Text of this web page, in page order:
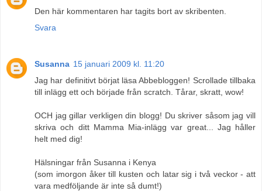
Den här kommentaren har tagits bort av skribenten.
Svara
Susanna 15 januari 2009 kl. 11:20
Jag har definitivt börjat läsa Abbebloggen! Scrollade tillbaka
till inlägg ett och började från scratch. Tårar, skratt, wow!
OCH jag gillar verkligen din blogg! Du skriver såsom jag vill
skriva och ditt Mamma Mia-inlägg var great... Jag håller
helt med dig!
Hälsningar från Susanna i Kenya
(som imorgon åker till kusten och latar sig i två veckor - att
vara medföljande är inte så dumt!)